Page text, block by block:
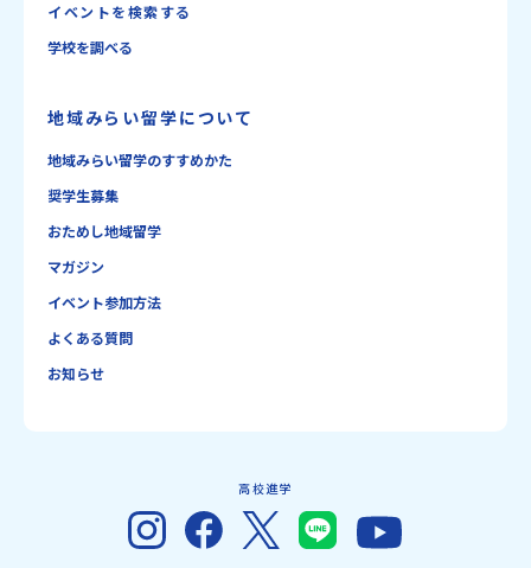
イベントを検索する
学校を調べる
地域みらい留学について
地域みらい留学のすすめかた
奨学生募集
おためし地域留学
マガジン
イベント参加方法
よくある質問
お知らせ
高校進学